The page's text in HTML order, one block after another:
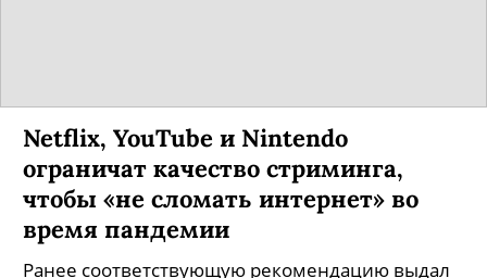
Netflix, YouTube и Nintendo
ограничат качество стриминга,
чтобы «не сломать интернет» во
время пандемии